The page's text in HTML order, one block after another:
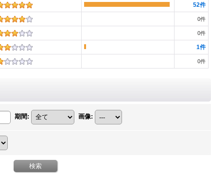
52件
0件
0件
1件
0件
期間 : 画像: